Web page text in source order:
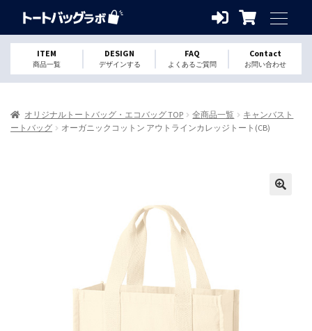
ITEM
商品一覧
DESIGN
デザインする
FAQ
よくあるご質問
Contact
お問い合わせ
オリジナルトートバッグ・エコバッグ TOP 全商品一覧
キャンバスト
ートバッグ
オーガニックコットン アウトラインカレッジトート(CB)